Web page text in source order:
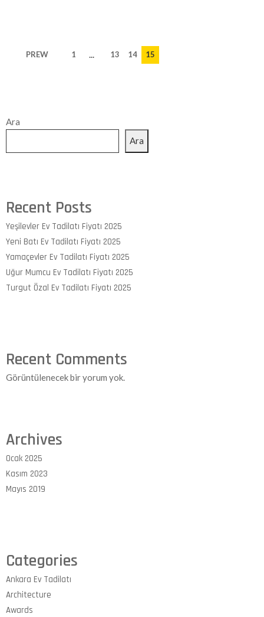
PREW 1 ... 13 14 15
Ara
Ara
Recent Posts
Yeşilevler Ev Tadilatı Fiyatı 2025
Yeni Batı Ev Tadilatı Fiyatı 2025
Yamaçevler Ev Tadilatı Fiyatı 2025
Uğur Mumcu Ev Tadilatı Fiyatı 2025
Turgut Özal Ev Tadilatı Fiyatı 2025
Recent Comments
Görüntülenecek bir yorum yok.
Archives
Ocak 2025
Kasım 2023
Mayıs 2019
Categories
Ankara Ev Tadilatı
Architecture
Awards